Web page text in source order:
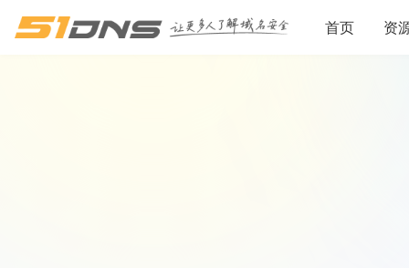
首页 资